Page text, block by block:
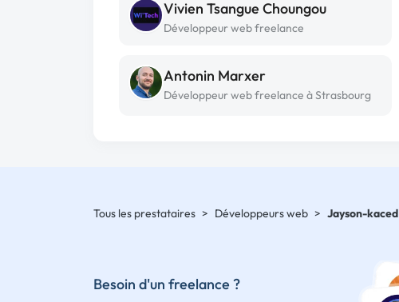
Vivien Tsangue Choungou
Développeur web freelance
Antonin Marxer
Développeur web freelance à Strasbourg
Tous les prestataires > Développeurs web > Jayson-kaced
Besoin d'un freelance ?